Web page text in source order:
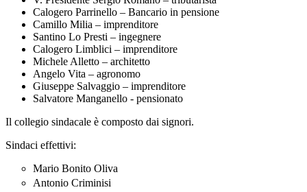
Calogero Parrinello – Bancario in pensione
Camillo Milia – imprenditore
Santino Lo Presti – ingegnere
Calogero Limblici – imprenditore
Michele Alletto – architetto
Angelo Vita – agronomo
Giuseppe Salvaggio – imprenditore
Salvatore Manganello - pensionato
Il collegio sindacale è composto dai signori.
Sindaci effettivi:
Mario Bonito Oliva
Antonio Criminisi